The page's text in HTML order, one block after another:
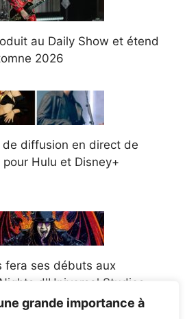
grande importance à
au Daily Show et étend
2026
diffusion en direct de
Hulu et Disney+
fera ses débuts aux
d'Universal Studios